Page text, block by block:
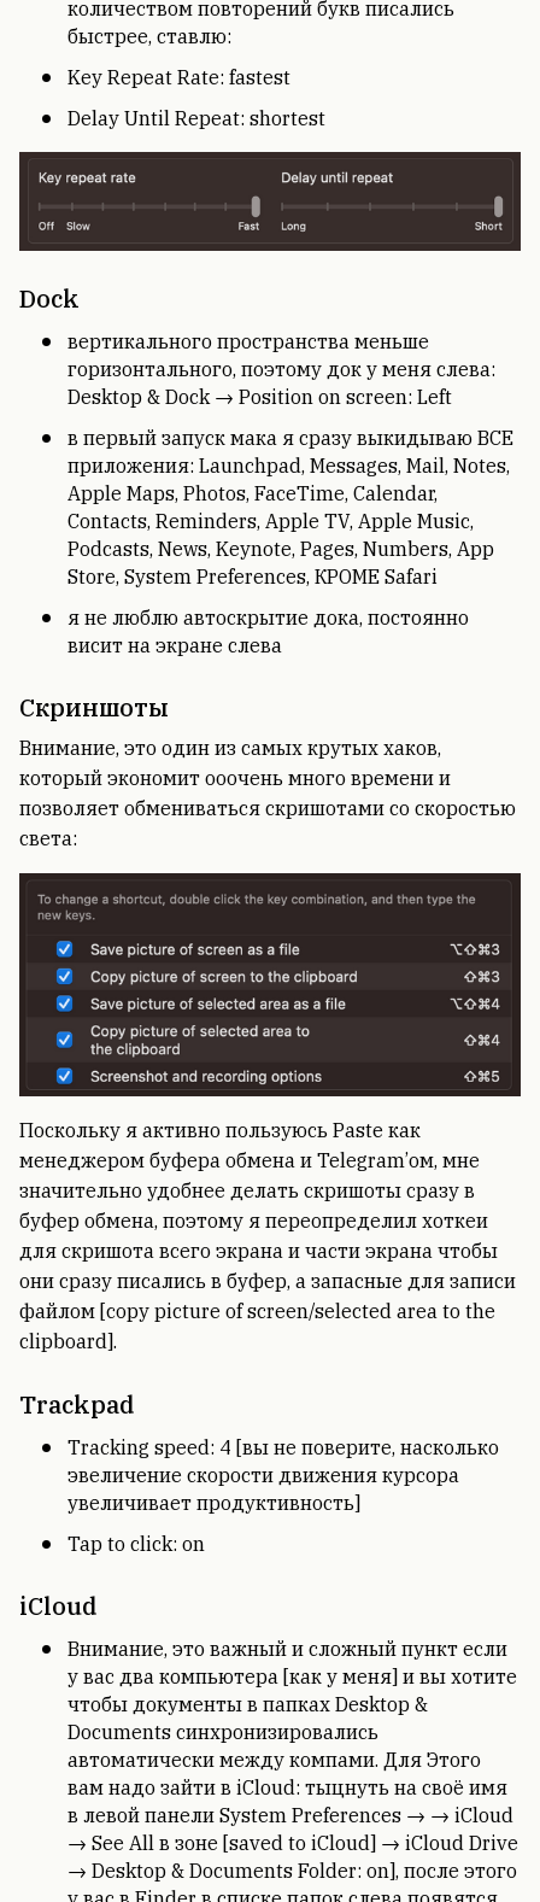
количеством повторений букв писались
быстрее, ставлю:
Key Repeat Rate: fastest
Delay Until Repeat: shortest
Dock
вертикального пространства меньше
горизонтального, поэтому док у меня слева:
Desktop & Dock → Position on screen: Left
в первый запуск мака я сразу выкидываю ВСЕ
приложения: Launchpad, Messages, Mail, Notes,
Apple Maps, Photos, FaceTime, Calendar,
Contacts, Reminders, Apple TV, Apple Music,
Podcasts, News, Keynote, Pages, Numbers, App
Store, System Preferences, КРОМЕ Safari
я не люблю автоскрытие дока, постоянно
висит на экране слева
Скриншоты
Внимание, это один из самых крутых хаков,
который экономит ооочень много времени и
позволяет обмениваться скришотами со скоростью
света:
Поскольку я активно пользуюсь Paste как
менеджером буфера обмена и Telegram’ом, мне
значительно удобнее делать скришоты сразу в
буфер обмена, поэтому я переопределил хоткеи
для скришота всего экрана и части экрана чтобы
они сразу писались в буфер, а запасные для записи
файлом [copy picture of screen/selected area to the
clipboard].
Trackpad
Tracking speed: 4 [вы не поверите, насколько
эвеличение скорости движения курсора
увеличивает продуктивность]
Tap to click: on
iCloud
Внимание, это важный и сложный пункт если
у вас два компьютера [как у меня] и вы хотите
чтобы документы в папках Desktop &
Documents синхронизировались
автоматически между компами. Для Этого
вам надо зайти в iCloud: тыцнуть на своё имя
в левой панели System Preferences → → iCloud
→ See All в зоне [saved to iCloud] → iCloud Drive
→ Desktop & Documents Folder: on], после этого